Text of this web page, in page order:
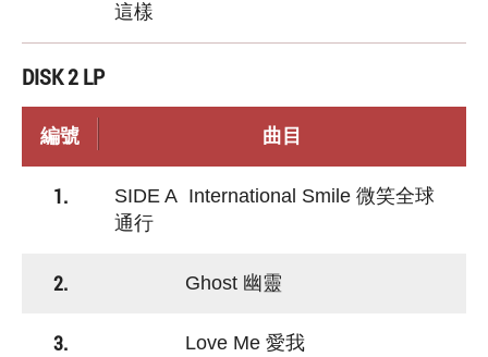
這樣
DISK 2 LP
編號 曲目
1.
SIDE A International Smile 微笑全球
通行
2. Ghost 幽靈
3. Love Me 愛我